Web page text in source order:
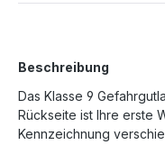
Beschreibung
Das Klasse 9
Rückseite ist Ihre erste
Kennzeichnung